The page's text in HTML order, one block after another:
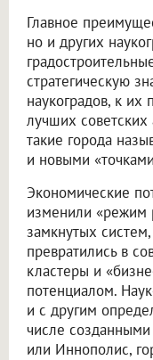
Главное
но и других
стратегическую
наукоградов, к их
лучших советских
такие города
и новыми
Экономические
изменили «режим
замкнутых
превратились в
кластеры и
потенциалом.
и с другим
числе
или Иннополис,